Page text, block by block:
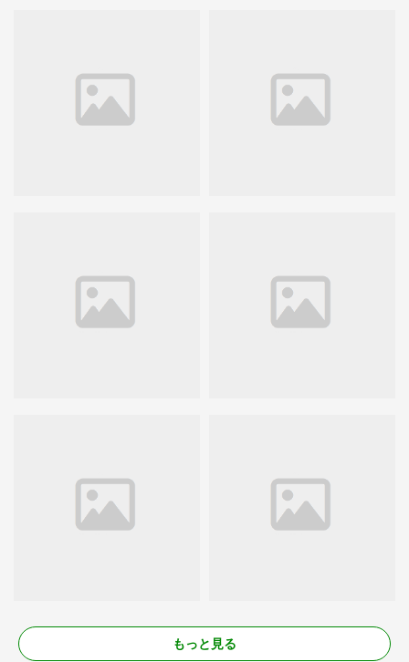
もっと見る